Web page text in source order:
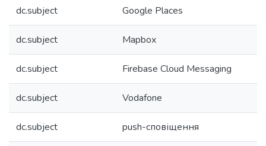
dc.subject Google Places
dc.subject Mapbox
dc.subject Firebase Cloud Messaging
dc.subject Vodafone
dc.subject push-сповіщення